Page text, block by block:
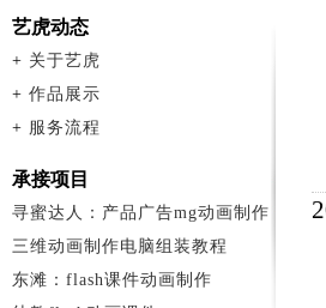
艺虎动态
+ 关于艺虎
+ 作品展示
+ 服务流程
承接项目
寻蜜达人：产品广告mg动画制作
三维动画制作电脑组装教程
东滩：flash课件动画制作